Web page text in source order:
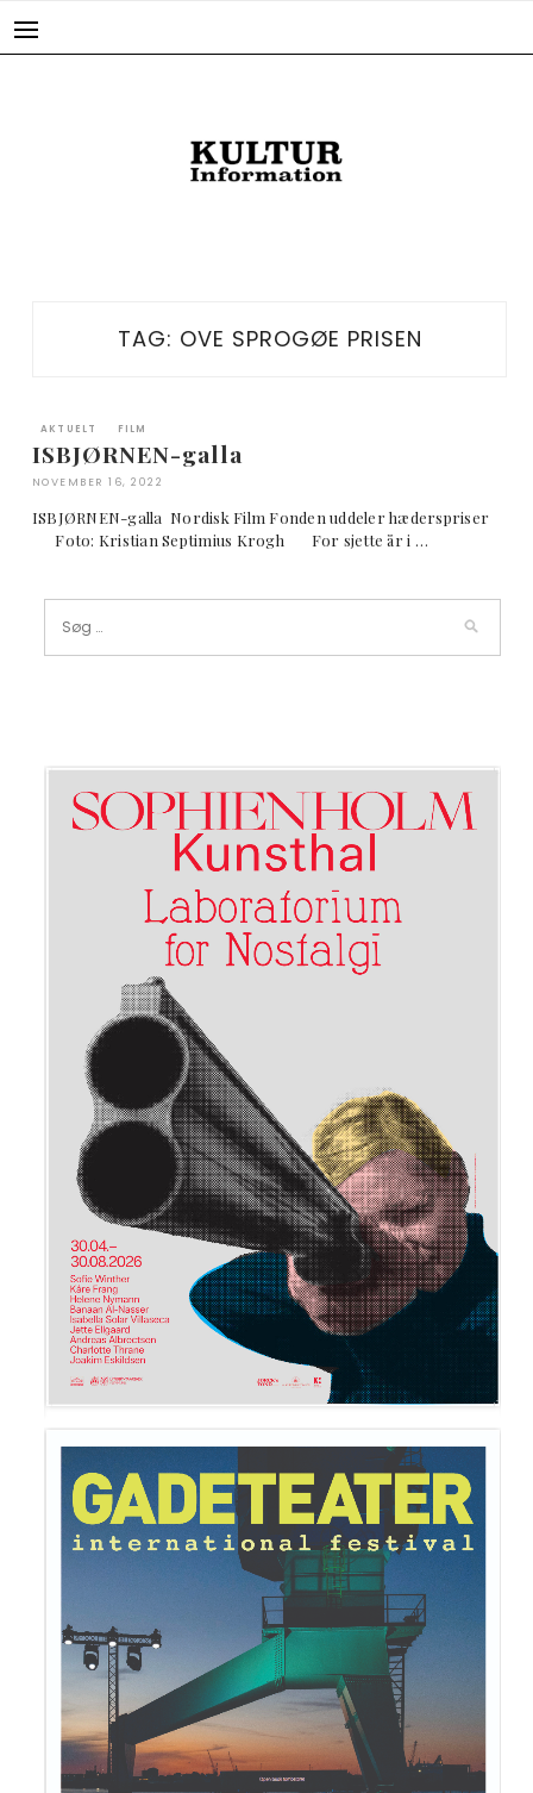
TAG: OVE SPROGØE PRISEN
AKTUELT FILM
ISBJØRNEN-galla
NOVEMBER 16, 2022
ISBJØRNEN-galla Nordisk Film Fonden uddeler hæderspriser
Foto: Kristian Septimius Krogh For sjette år i …